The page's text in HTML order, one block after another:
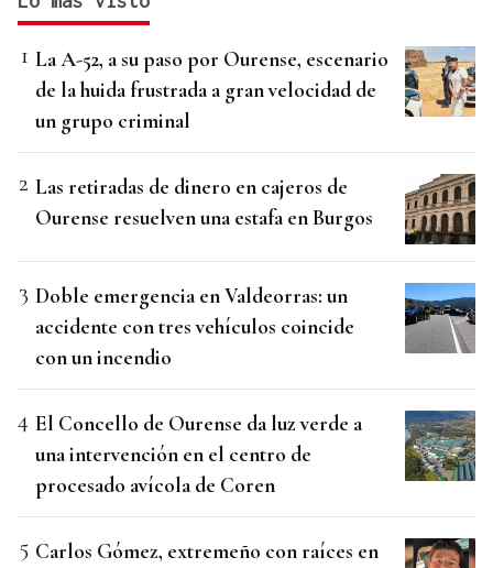
La A-52, a su paso por Ourense, escenario
de la huida frustrada a gran velocidad de
un grupo criminal
Las retiradas de dinero en cajeros de
Ourense resuelven una estafa en Burgos
Doble emergencia en Valdeorras: un
accidente con tres vehículos coincide
con un incendio
El Concello de Ourense da luz verde a
una intervención en el centro de
procesado avícola de Coren
Carlos Gómez, extremeño con raíces en